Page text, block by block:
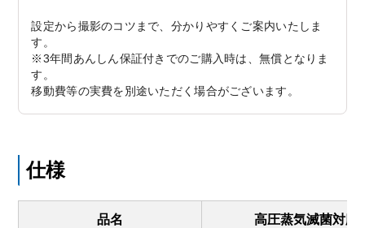
設定から撮影のコツまで、分かりやすくご案内いたしま
す。
※3年間あんしん保証付きでのご購入時は、無償となりま
す。
移動費等の実費を別途いただく場合がございます。
仕様
品名 高圧蒸気滅菌対応